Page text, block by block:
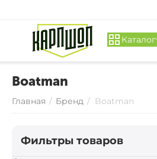
Каталог
Boatman
Главная / Бренд / Boatman
Фильтры товаров